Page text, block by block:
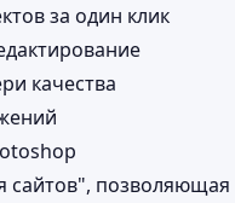
за один клик
качества
сайтов", позволяющая